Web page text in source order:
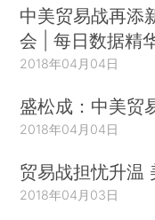
中美贸易战再添
会 | 每日数据精
2018年04月04日
盛松成：中美贸
2018年04月04日
贸易战担忧升温
2018年04月03日